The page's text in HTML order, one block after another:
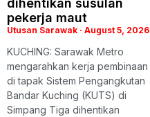
pekerja maut
Utusan Sarawak August 5, 2026
KUCHING: Sarawak Metro
mengarahkan kerja pembinaan
di tapak Sistem Pengangkutan
Bandar Kuching (KUTS) di
Simpang Tiga dihentikan